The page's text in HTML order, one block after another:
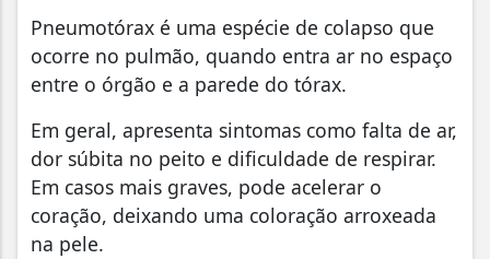
Pneumotórax é uma espécie de colapso que
ocorre no pulmão, quando entra ar no espaço
entre o órgão e a parede do tórax.
Em geral, apresenta sintomas como falta de ar,
dor súbita no peito e dificuldade de respirar.
Em casos mais graves, pode acelerar o
coração, deixando uma coloração arroxeada
na pele.